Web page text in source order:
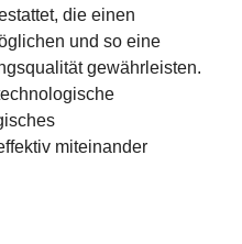
die einen
und so eine
gewährleisten.
miteinander